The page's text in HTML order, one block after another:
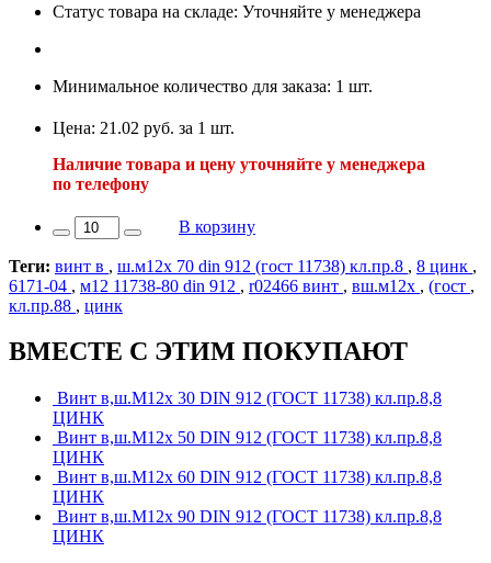
Статус товара на складе: Уточняйте у менеджера
Минимальное количество для заказа: 1 шт.
Цена: 21.02 руб. за 1 шт.
Наличие товара и цену уточняйте у менеджера
по телефону
В корзину
Теги: винт в , ш.м12х 70 din 912 (гост 11738) кл.пр.8 , 8 цинк ,
6171-04 , м12 11738-80 din 912 , r02466 винт , вш.м12х , (гост ,
кл.пр.88 , цинк
ВМЕСТЕ С ЭТИМ ПОКУПАЮТ
Винт в,ш.М12х 30 DIN 912 (ГОСТ 11738) кл.пр.8,8
ЦИНК
Винт в,ш.М12х 50 DIN 912 (ГОСТ 11738) кл.пр.8,8
ЦИНК
Винт в,ш.М12х 60 DIN 912 (ГОСТ 11738) кл.пр.8,8
ЦИНК
Винт в,ш.М12х 90 DIN 912 (ГОСТ 11738) кл.пр.8,8
ЦИНК